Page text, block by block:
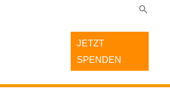
JETZT
SPENDEN